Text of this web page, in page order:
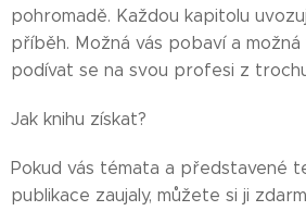
pohromadě. Každou kapitolu
příběh. Možná vás pobaví a možná
podívat se na svou profesi z
Jak knihu získat?
Pokud vás témata a představené
publikace zaujaly, můžete si ji